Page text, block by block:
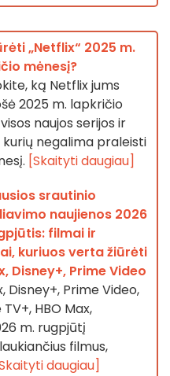
„Netflix“ 2025 m.
mėnesį?
ką Netflix jums
2025 m. lapkričio
naujos serijos ir
kurių negalima praleisti
[Skaityti daugiau]
srautinio
naujienos 2026
filmai ir
kuriuos verta žiūrėti
Disney+, Prime Video
Disney+, Prime Video,
HBO Max,
m. rugpjūtį
filmus,
daugiau]